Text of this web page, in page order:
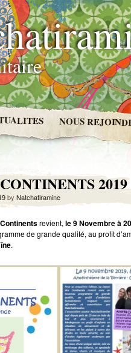
NOUS
2019
by Natchatiramine
revient, le 9 Novembre à
de grande qualité, au profit
.